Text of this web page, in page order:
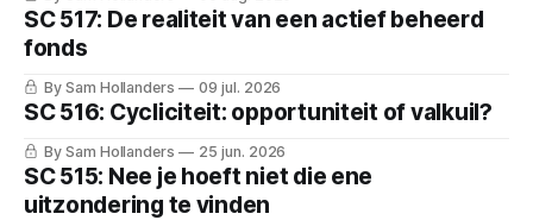
SC 517: De realiteit van een actief beheerd
fonds
By Sam Hollanders 09 jul. 2026
SC 516: Cycliciteit: opportuniteit of valkuil?
By Sam Hollanders 25 jun. 2026
SC 515: Nee je hoeft niet die ene
uitzondering te vinden